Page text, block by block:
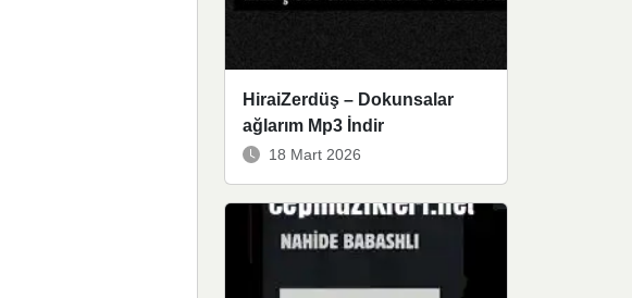
HiraiZerdüş – Dokunsalar
ağlarım Mp3 İndir
18 Mart 2026